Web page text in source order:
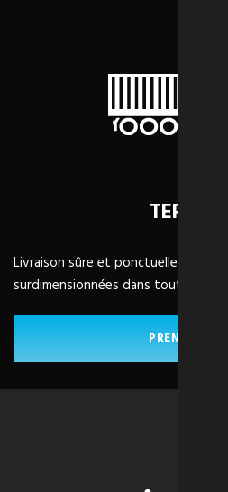
Livraison sûre et ponctuelle de
surdimensionnées dans toute
PRENEZ LA